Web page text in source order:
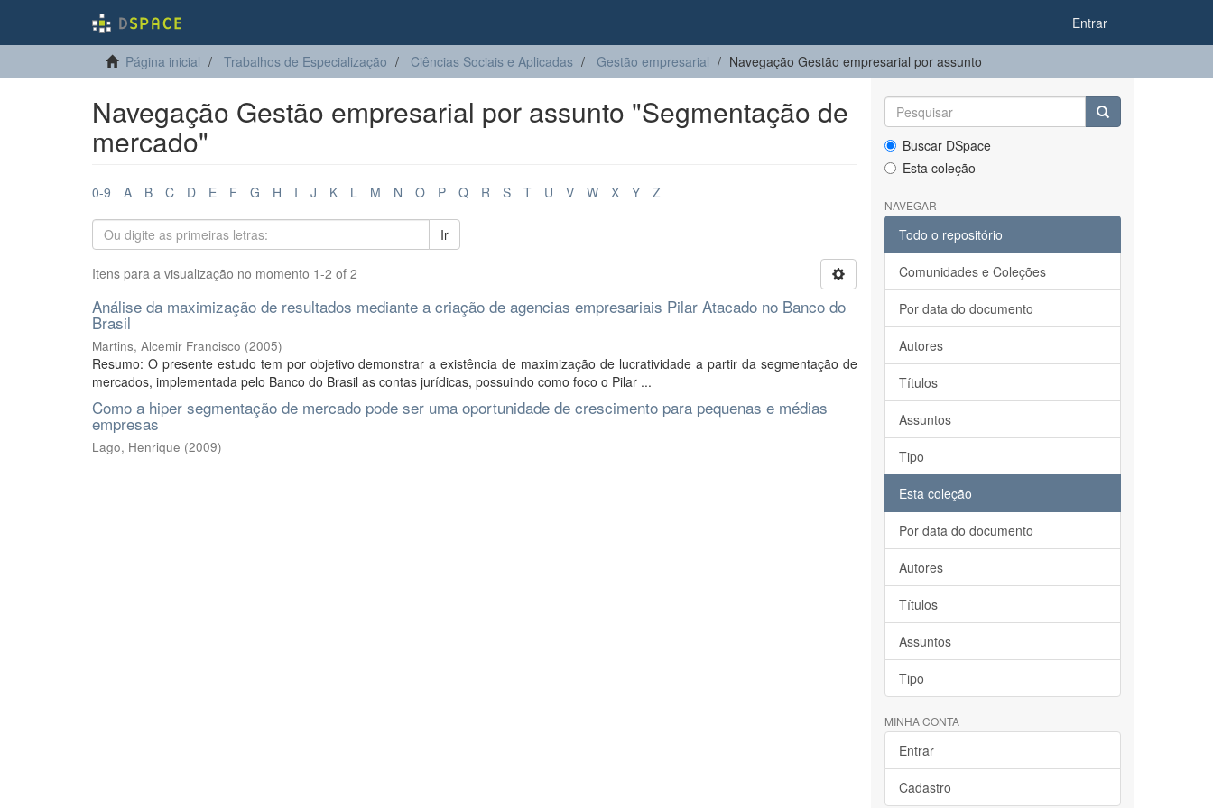
Entrar
Página inicial Trabalhos de Especialização Ciências Sociais e Aplicadas Gestão empresarial Navegação Gestão empresarial por assunto
Navegação Gestão empresarial por assunto "Segmentação de
mercado"
0-9 A B C D E F G H I J K L M N O P Q R S T U V W X Y Z
Ir
Itens para a visualização no momento 1-2 of 2
Análise da maximização de resultados mediante a criação de agencias empresariais Pilar Atacado no Banco do
Brasil
Martins, Alcemir Francisco (2005)
Resumo: O presente estudo tem por objetivo demonstrar a existência de maximização de lucratividade a partir da segmentação de
mercados, implementada pelo Banco do Brasil as contas jurídicas, possuindo como foco o Pilar ...
Como a hiper segmentação de mercado pode ser uma oportunidade de crescimento para pequenas e médias
empresas
Lago, Henrique (2009)
Buscar DSpace
Esta coleção
NAVEGAR
Todo o repositório
Comunidades e Coleções
Por data do documento
Autores
Títulos
Assuntos
Tipo
Esta coleção
Por data do documento
Autores
Títulos
Assuntos
Tipo
MINHA CONTA
Entrar
Cadastro